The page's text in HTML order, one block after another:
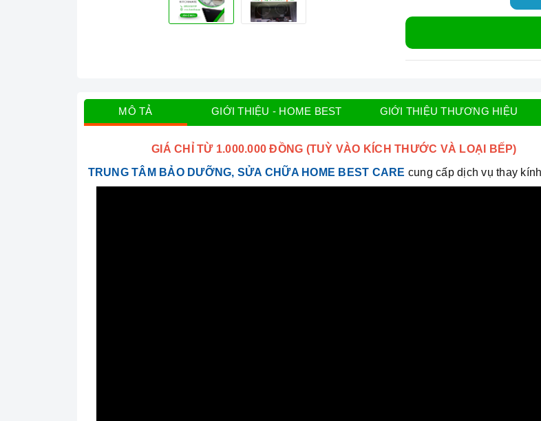
MÔ TẢ GIỚI THIỆU - HOME BEST GIỚI THIỆU THƯƠNG HIỆU
GIÁ CHỈ TỪ 1.000.000 ĐỒNG (TUỲ VÀO KÍCH THƯỚC VÀ LOẠI BẾP)
TRUNG TÂM BẢO DƯỠNG, SỬA CHỮA HOME BEST CARE cung cấp dịch vụ thay kính